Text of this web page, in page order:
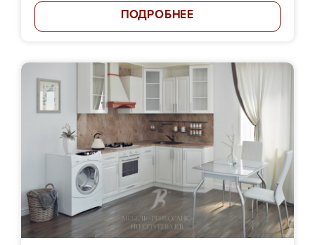
ПОДРОБНЕЕ